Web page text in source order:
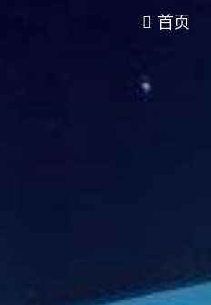
首页